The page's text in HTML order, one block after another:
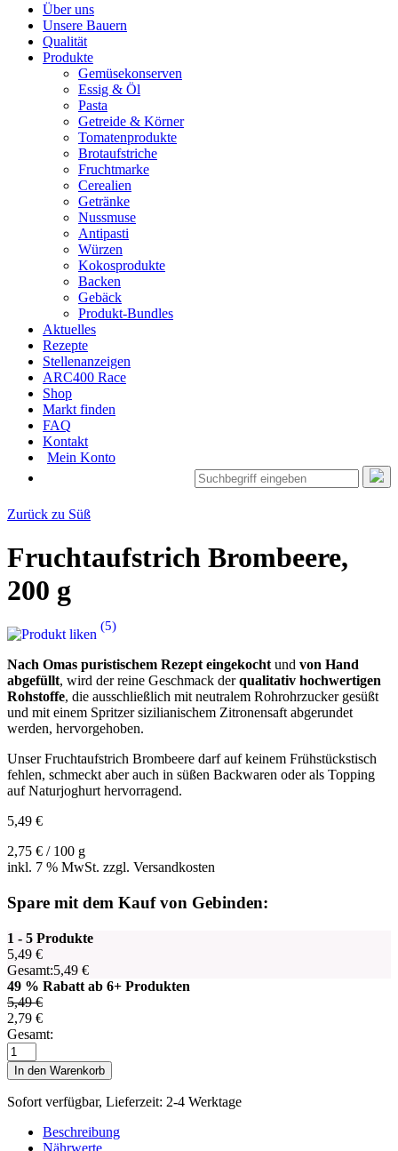
Über uns
Unsere Bauern
Qualität
Produkte
Gemüsekonserven
Essig & Öl
Pasta
Getreide & Körner
Tomatenprodukte
Brotaufstriche
Fruchtmarke
Cerealien
Getränke
Nussmuse
Antipasti
Würzen
Kokosprodukte
Backen
Gebäck
Produkt-Bundles
Aktuelles
Rezepte
Stellenanzeigen
ARC400 Race
Shop
Markt finden
FAQ
Kontakt
Mein Konto
Zurück zu Süß
Fruchtaufstrich Brombeere,
200 g
(5)
Nach Omas puristischem Rezept eingekocht und von Hand
abgefüllt, wird der reine Geschmack derqualitativ hochwertigen
Rohstoffe, die ausschließlich mit neutralem Rohrohrzucker gesüßt
und mit einem Spritzer sizilianischem Zitronensaft abgerundet
werden, hervorgehoben.
Unser Fruchtaufstrich Brombeere darf auf keinem Frühstückstisch
fehlen, schmeckt aber auch in süßen Backwaren oder als Topping
auf Naturjoghurt hervorragend.
5,49 €
2,75 € / 100 g
inkl. 7 % MwSt. zzgl. Versandkosten
Spare mit dem Kauf von Gebinden:
1 - 5 Produkte
5,49 €
Gesamt:5,49 €
49 % Rabatt ab 6+ Produkten
5,49€
2,79 €
Gesamt:
Fruchtaufstrich
Brombeere
Menge
In den Warenkorb
Sofort verfügbar, Lieferzeit: 2-4 Werktage
Beschreibung
Nährwerte